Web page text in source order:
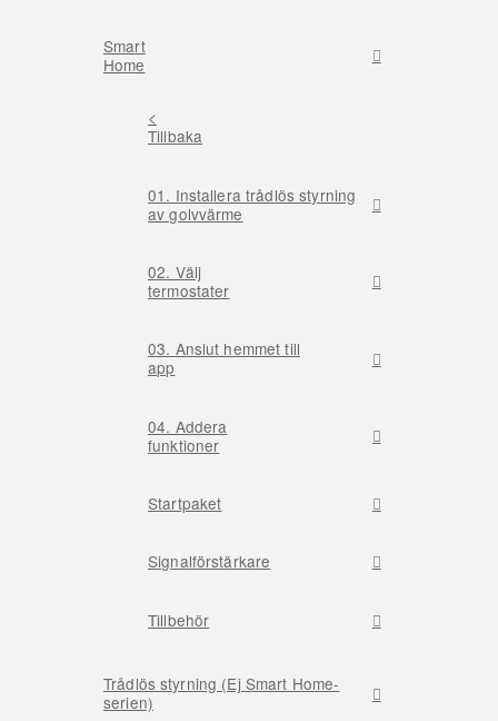
Smart
Home
<
Tillbaka
01. Installera trådlös styrning
av golvvärme
02. Välj
termostater
03. Anslut hemmet till
app
04. Addera
funktioner
Startpaket
Signalförstärkare
Tillbehör
Trådlös styrning (Ej Smart Home-
serien)